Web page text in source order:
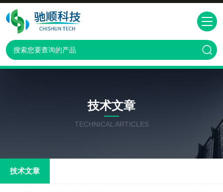
技术文章
TECHNICAL ARTICLES
技术文章